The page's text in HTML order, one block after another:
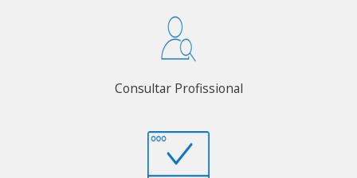
Consultar Profissional